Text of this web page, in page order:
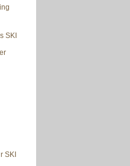
SKI
SKI